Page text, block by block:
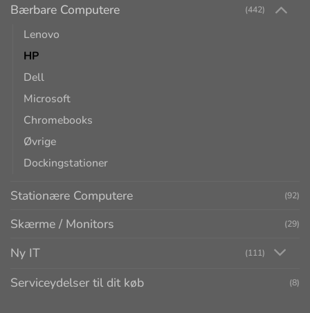
Bærbare Computere (442)
Lenovo
HP
Dell
Microsoft
Chromebooks
Øvrige
Dockingstationer
Stationære Computere (92)
Skærme / Monitors (29)
Ny IT (111)
Serviceydelser til dit køb (8)